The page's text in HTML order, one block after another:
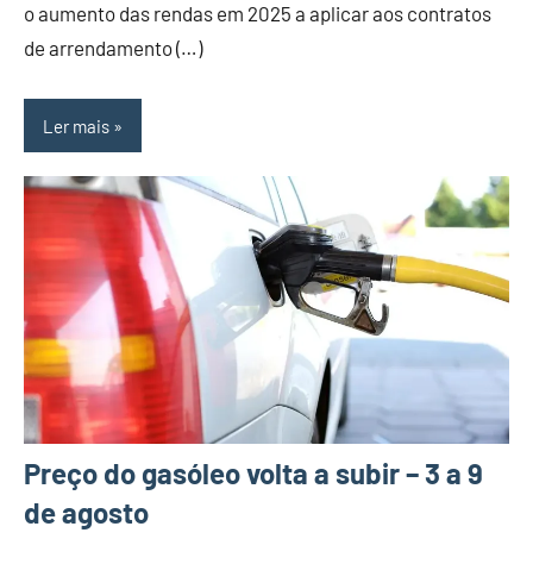
o aumento das rendas em 2025 a aplicar aos contratos
de arrendamento (…)
Ler mais
Preço do gasóleo volta a subir – 3 a 9
de agosto